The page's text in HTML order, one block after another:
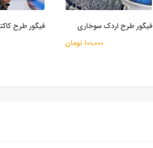
فیگور طرح اردک سوخاری
100,000 تومان
فیگور طرح